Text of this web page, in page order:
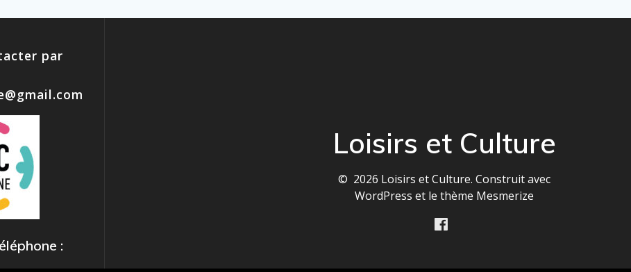
par
:
Loisirs et Culture
© 2026 Loisirs et Culture. Construit avec
WordPress et lethème Mesmerize